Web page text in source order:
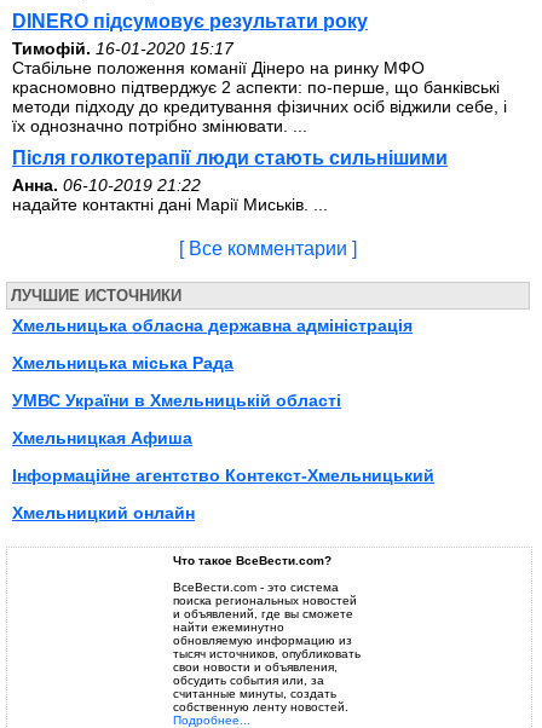
DINERO підсумовує результати року
Тимофій. 16-01-2020 15:17
Стабільне положення команії Дінеро на ринку МФО
красномовно підтверджує 2 аспекти: по-перше, що банківські
методи підходу до кредитування фізичних осіб віджили себе, і
їх однозначно потрібно змінювати. ...
Після голкотерапії люди стають сильнішими
Анна. 06-10-2019 21:22
надайте контактні дані Марії Миськів. ...
[ Все комментарии ]
ЛУЧШИЕ ИСТОЧНИКИ
Хмельницька обласна державна адміністрація
Хмельницька міська Рада
УМВС України в Хмельницькій області
Хмельницкая Афиша
Інформаційне агентство Контекст-Хмельницький
Хмельницкий онлайн
Что такое ВсеВести.com?
ВсеВести.com - это система
поиска региональных новостей
и объявлений, где вы сможете
найти ежеминутно
обновляемую информацию из
тысяч источников, опубликовать
свои новости и объявления,
обсудить события или, за
считанные минуты, создать
собственную ленту новостей.
Подробнее...